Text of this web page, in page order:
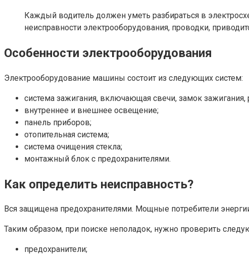
Каждый водитель должен уметь разбираться в
неисправности электрооборудования, проводки,
Особенности электрооборудования
Электрооборудование машины состоит из следующих систем:
система зажигания, включающая свечи, замок зажигания,
внутреннее и внешнее освещение;
панель приборов;
отопительная система;
система очищения стекла;
монтажный блок с предохранителями.
Как определить неисправность?
Вся защищена предохранителями. Мощные потребители
Таким образом, при поиске неполадок, нужно проверить
предохранители;